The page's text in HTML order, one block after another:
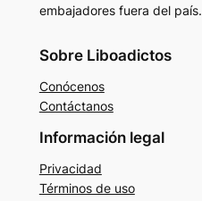
embajadores fuera del país.
Sobre Liboadictos
Conócenos
Contáctanos
Información legal
Privacidad
Términos de uso